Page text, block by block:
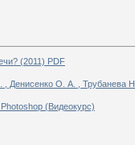
(2011) PDF
, Денисенко О. А. , Трубанева
(Видеокурс)